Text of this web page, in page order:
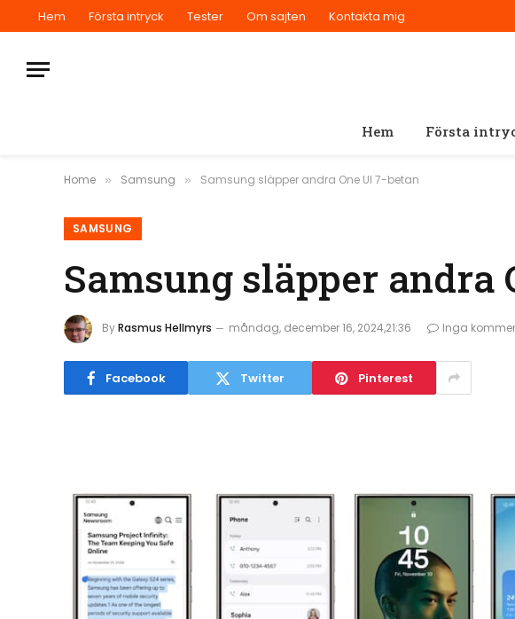
Hem Första intryck Tester Om sajten Kontakta mig
Hem Första
Home » Samsung » Samsung släpper andra One UI 7-betan
SAMSUNG
Samsung släpper andra
ByRasmus Hellmyrs måndag, december 16, 2024,21:36 Inga
Facebook Twitter Pinterest